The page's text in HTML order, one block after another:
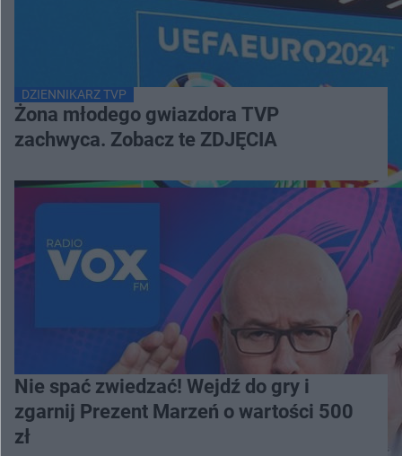
DZIENNIKARZ TVP
Żona młodego gwiazdora TVP
zachwyca. Zobacz te ZDJĘCIA
Nie spać zwiedzać! Wejdź do gry i
zgarnij Prezent Marzeń o wartości 500
zł